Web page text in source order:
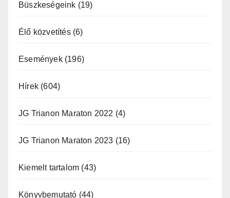
Büszkeségeink (19)
Élő közvetítés(6)
Események(196)
Hírek (604)
JG Trianon Maraton 2022 (4)
JG Trianon Maraton 2023 (16)
Kiemelt tartalom (43)
Könyvbemutató (44)